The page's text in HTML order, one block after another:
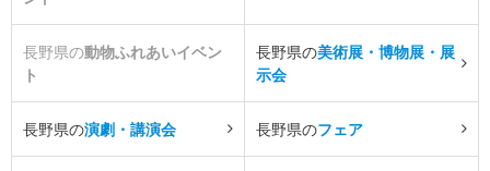
長野県の動物ふれあいイベン
ト
長野県の美術展・博物展・展
示会
長野県の演劇・講演会 長野県のフェア